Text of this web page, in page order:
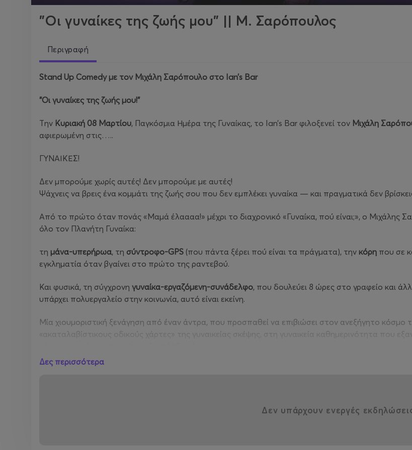
"Οι γυναίκες της ζωής μου" || Μ. Σαρόπουλος
Περιγραφή
Stand Up Comedyμε τον Μιχάλη Σαρόπουλο στο Ian’s Bar
"Οι γυναίκες της ζωής μου!"
Tην Κυριακή 08 Μαρτίου, Παγκόσμια Ημέρα της Γυναίκας, το Ian’s Bar φιλοξενεί τον Μιχάλη
αφιερωμένη στις…..
ΓΥΝΑΙΚΕΣ!
Δεν μπορούμε χωρίς αυτές! Δεν μπορούμε με αυτές!
Ψάχνεις να βρεις ένα κομμάτι της ζωής σου που δεν εμπλέκει γυναίκα — και πραγματικά δεν
Από το πρώτο όταν πονάς «Μαμά έλαααα!» μέχρι το διαχρονικό «Γυναίκα, πού είναι;», ο Μιχάλης
όλο τον Πλανήτη Γυναίκα:
τη μάνα-υπερήρωα, τη σύντροφο-GPS (που πάντα ξέρει πού είναι τα πράγματα), την κόρη που σε
εγκληματία όταν βγαίνει στο πρώτο της ραντεβού.
Και φυσικά, τη σύγχρονη γυναίκα-εργαζόμενη-συνάδελφο, που δουλεύει 8 ώρες στο γραφείο και
υπάρχει πολυεργαλείο στην κοινωνία, αυτό είναι εκείνη.
Μία χιουμοριστική ξενάγηση από έναν άντρα, που προσπαθεί να επιβιώσει στον ανεξήγητο κόσμο
«ακαταλαβίστικους οδικούς χάρτες» της γυναικείας σκέψης, στη γυναικεία καθημερινότητα που
Ο Μιχάλης Σαρόπουλος παρουσιάζει με θαυμασμό μία stand up παράσταση αφιερωμένη στις
Δες περισσότερα
Δεν υπάρχουν ενεργές